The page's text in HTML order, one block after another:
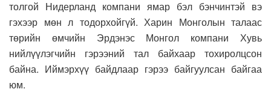
толгой Нидерланд компани ямар бэл бэнчинтэй вэ
гэхээр мөн л тодорхойгүй. Харин Монголын талаас
төрийн өмчийн Эрдэнэс Монгол компани Хувь
нийлүүлэгчийн гэрээний тал байхаар тохиролцсон
байна. Иймэрхүү байдлаар гэрээ байгуулсан байгаа
юм.